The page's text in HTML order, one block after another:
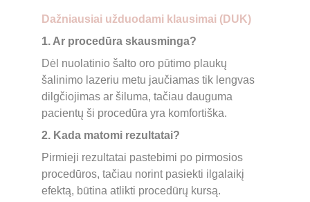
Dažniausiai užduodami klausimai (DUK)
1. Ar procedūra skausminga?
Dėl nuolatinio šalto oro pūtimo plaukų
šalinimo lazeriu metu jaučiamas tik lengvas
dilgčiojimas ar šiluma, tačiau dauguma
pacientų ši procedūra yra komfortiška.
2. Kada matomi rezultatai?
Pirmieji rezultatai pastebimi po pirmosios
procedūros, tačiau norint pasiekti ilgalaikį
efektą, būtina atlikti procedūrų kursą.